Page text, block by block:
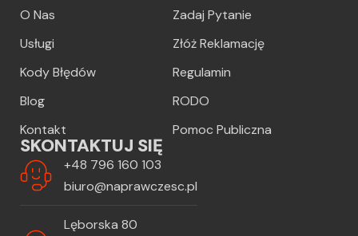
O Nas
Usługi
Kody Błędów
Blog
Kontakt
Zadaj Pytanie
Złóż Reklamację
Regulamin
RODO
Pomoc Publiczna
SKONTAKTUJ SIĘ
+48 796 160 103
biuro@naprawczesc.pl
Lęborska 80